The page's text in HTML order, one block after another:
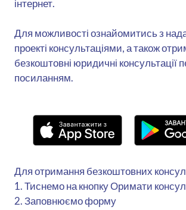
інтернет.
Для можливості ознайомитись з
проекті консультаціями, а також
безкоштовні юридичні консультації
посиланням.
Для отримання безкоштовних
1. Тиснемо на кнопку Оримати
2. Заповнюємо форму